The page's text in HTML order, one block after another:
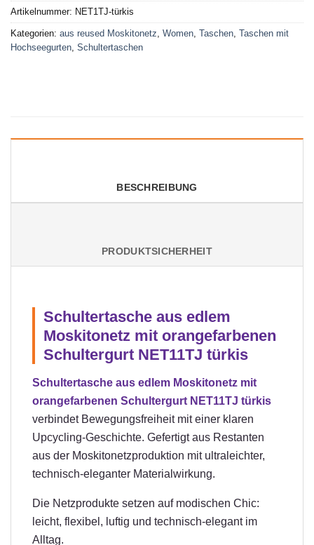
Artikelnummer: NET1TJ-türkis
Kategorien: aus reused Moskitonetz, Women, Taschen, Taschen mit
Hochseegurten, Schultertaschen
BESCHREIBUNG
PRODUKTSICHERHEIT
Schultertasche aus edlem
Moskitonetz mit orangefarbenen
Schultergurt NET11TJ türkis
Schultertasche aus edlem Moskitonetz mit
orangefarbenen Schultergurt NET11TJ türkis
verbindet Bewegungsfreiheit mit einer klaren
Upcycling-Geschichte. Gefertigt aus Restanten
aus der Moskitonetzproduktion mit ultraleichter,
technisch-eleganter Materialwirkung.
Die Netzprodukte setzen auf modischen Chic:
leicht, flexibel, luftig und technisch-elegant im
Alltag.